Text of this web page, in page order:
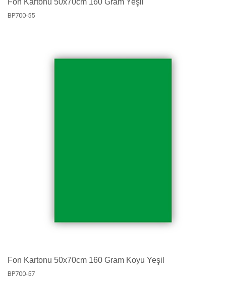
Fon Kartonu 50x70cm 160 Gram Yeşil
BP700-55
Fon Kartonu 50x70cm 160 Gram Koyu Yeşil
BP700-57